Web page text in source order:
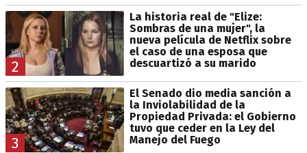
2
La historia real de "Elize:
Sombras de una mujer", la
nueva película de Netflix sobre
el caso de una esposa que
descuartizó a su marido
3
El Senado dio media sanción a
la Inviolabilidad de la
Propiedad Privada: el Gobierno
tuvo que ceder en la Ley del
Manejo del Fuego